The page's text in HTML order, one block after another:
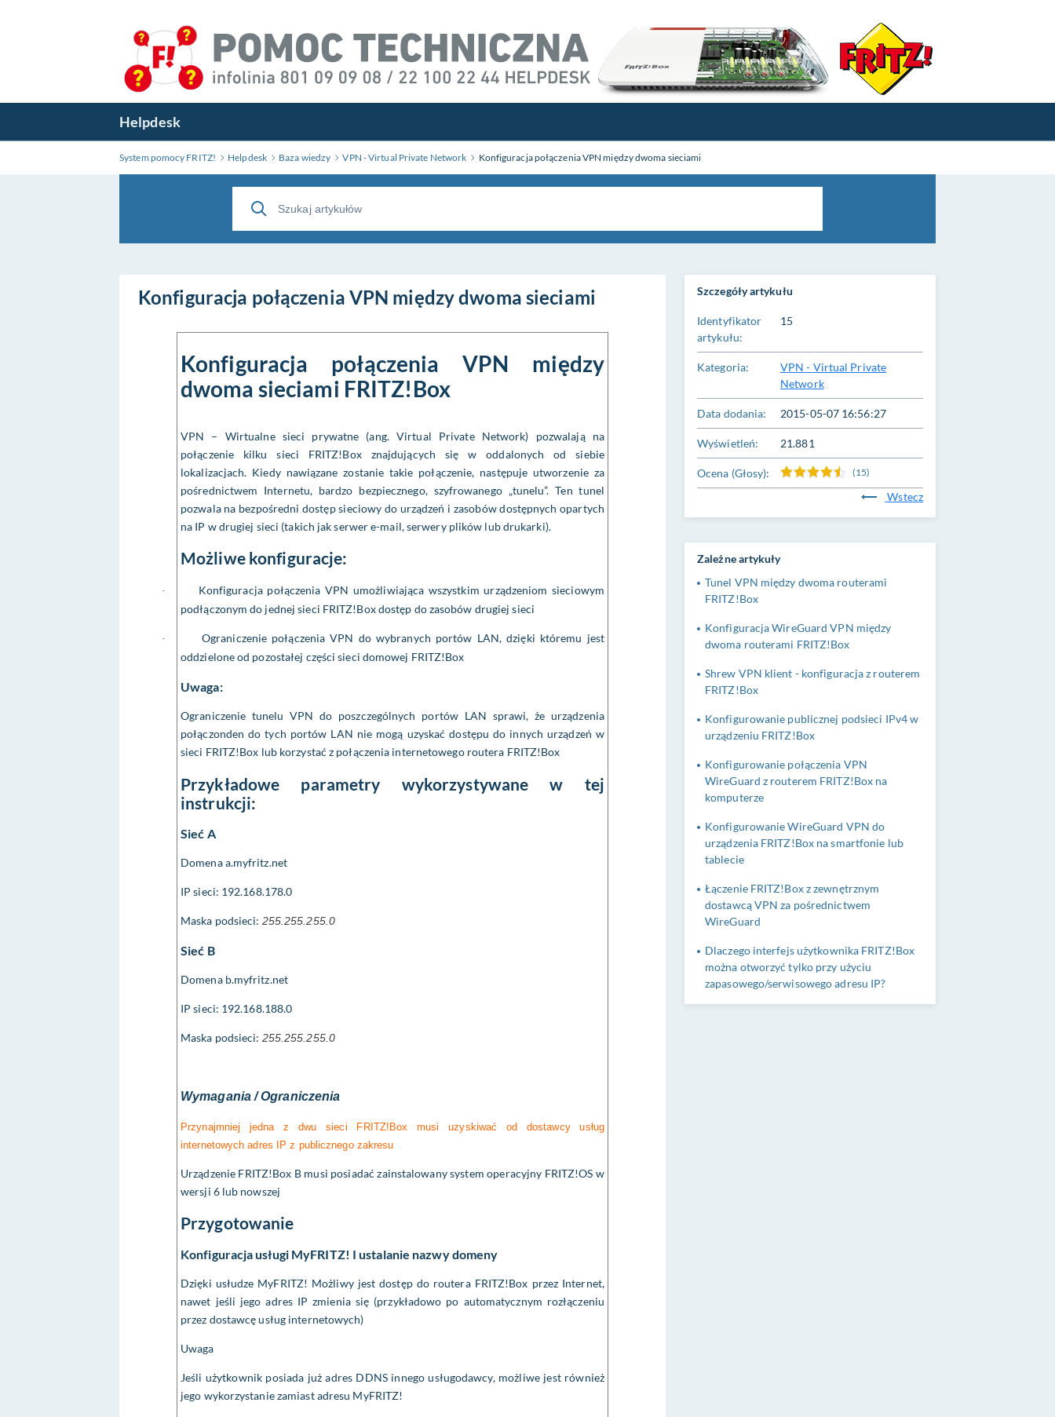
Helpdesk
System pomocy FRITZ! Helpdesk Baza wiedzy VPN - Virtual Private Network Konfiguracja połączenia VPN między dwoma sieciami
Konfiguracja połączenia VPN między dwoma sieciami
Konfiguracja połączenia VPN między
dwoma sieciami FRITZ!Box
VPN – Wirtualne sieci prywatne (ang. Virtual Private Network) pozwalają na
połączenie kilku sieci FRITZ!Box znajdujących się w oddalonych od siebie
lokalizacjach. Kiedy nawiązane zostanie takie połączenie, następuje utworzenie za
pośrednictwem Internetu, bardzo bezpiecznego, szyfrowanego „tunelu”. Ten tunel
pozwala na bezpośredni dostęp sieciowy do urządzeń i zasobów dostępnych opartych
na IP w drugiej sieci (takich jak serwer e-mail, serwery plików lub drukarki).
Możliwe konfiguracje:
·
Konfiguracja połączenia VPN umożliwiająca wszystkim urządzeniom sieciowym
podłączonym do jednej sieci FRITZ!Box dostęp do zasobów drugiej sieci
·
Ograniczenie połączenia VPN do wybranych portów LAN, dzięki któremu jest
oddzielone od pozostałej części sieci domowej FRITZ!Box
Uwaga:
Ograniczenie tunelu VPN do poszczególnych portów LAN sprawi, że urządzenia
połączonden do tych portów LAN nie mogą uzyskać dostępu do innych urządzeń w
sieci FRITZ!Box lub korzystać z połączenia internetowego routera FRITZ!Box
Przykładowe parametry wykorzystywane w tej
instrukcji:
Sieć A
Domena a.myfritz.net
IP sieci: 192.168.178.0
Maska podsieci: 255.255.255.0
Sieć B
Domena b.myfritz.net
IP sieci: 192.168.188.0
Maska podsieci: 255.255.255.0
Wymagania / Ograniczenia
Przynajmniej jedna z dwu sieci FRITZ!Box musi uzyskiwać od dostawcy usług
internetowych adres IP z publicznego zakresu
Urządzenie FRITZ!Box B musi posiadać zainstalowany system operacyjny FRITZ!OS w
wersji 6 lub nowszej
Przygotowanie
Konfiguracja usługi MyFRITZ! I ustalanie nazwy domeny
Dzięki usłudze MyFRITZ! Możliwy jest dostęp do routera FRITZ!Box przez Internet,
nawet jeśli jego adres IP zmienia się (przykładowo po automatycznym rozłączeniu
przez dostawcę usług internetowych)
Uwaga
Jeśli użytkownik posiada już adres DDNS innego usługodawcy, możliwe jest również
jego wykorzystanie zamiast adresu MyFRITZ!
Szczegóły artykułu
Identyfikator
artykułu:
15
Kategoria:
VPN - Virtual Private
Network
Data dodania: 2015-05-07 16:56:27
Wyświetleń: 21.881
Ocena (Głosy): (15)
Wstecz
Zależne artykuły
Tunel VPN między dwoma routerami
FRITZ!Box
Konfiguracja WireGuard VPN między
dwoma routerami FRITZ!Box
Shrew VPN klient - konfiguracja z routerem
FRITZ!Box
Konfigurowanie publicznej podsieci IPv4 w
urządzeniu FRITZ!Box
Konfigurowanie połączenia VPN
WireGuard z routerem FRITZ!Box na
komputerze
Konfigurowanie WireGuard VPN do
urządzenia FRITZ!Box na smartfonie lub
tablecie
Łączenie FRITZ!Box z zewnętrznym
dostawcą VPN za pośrednictwem
WireGuard
Dlaczego interfejs użytkownika FRITZ!Box
można otworzyć tylko przy użyciu
zapasowego/serwisowego adresu IP?